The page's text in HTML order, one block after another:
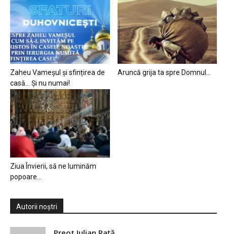
Zaheu Vameșul și sfințirea de
casă… Și nu numai!
Aruncă grija ta spre Domnul…
Ziua Învierii, să ne luminăm
popoare…
Autorii noștri